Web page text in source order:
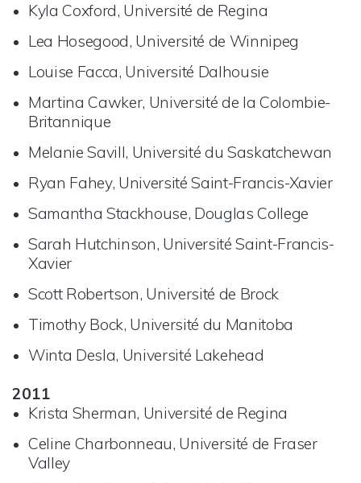
Kyla Coxford, Université de Regina
Lea Hosegood, Université de Winnipeg
Louise Facca, Université Dalhousie
Martina Cawker, Université de la Colombie-
Britannique
Melanie Savill, Université du Saskatchewan
Ryan Fahey, Université Saint-Francis-Xavier
Samantha Stackhouse, Douglas College
Sarah Hutchinson, Université Saint-Francis-
Xavier
Scott Robertson, Université de Brock
Timothy Bock, Université du Manitoba
Winta Desla, Université Lakehead
2011
Krista Sherman, Université de Regina
Celine Charbonneau, Université de Fraser
Valley